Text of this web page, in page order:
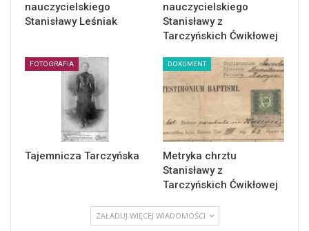
nauczycielskiego
Stanisławy Leśniak
nauczycielskiego
Stanisławy z
Tarczyńskich Ćwikłowej
FOTOGRAFIA
Tajemnicza Tarczyńska
DOKUMENT
Metryka chrztu
Stanisławy z
Tarczyńskich Ćwikłowej
ZAŁADUJ WIĘCEJ WIADOMOŚCI